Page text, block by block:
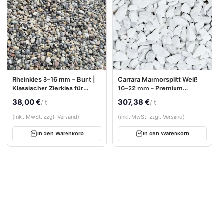
Rheinkies 8–16 mm – Bunt |
Klassischer Zierkies für
38,00 €/ t
(inkl. MwSt. zzgl. Versand)
In den Warenkorb
Carrara Marmorsplitt Weiß
16–22 mm – Premium
BigBag)
307,38 €/ t
(inkl. MwSt. zzgl. Versand)
In den Warenkorb